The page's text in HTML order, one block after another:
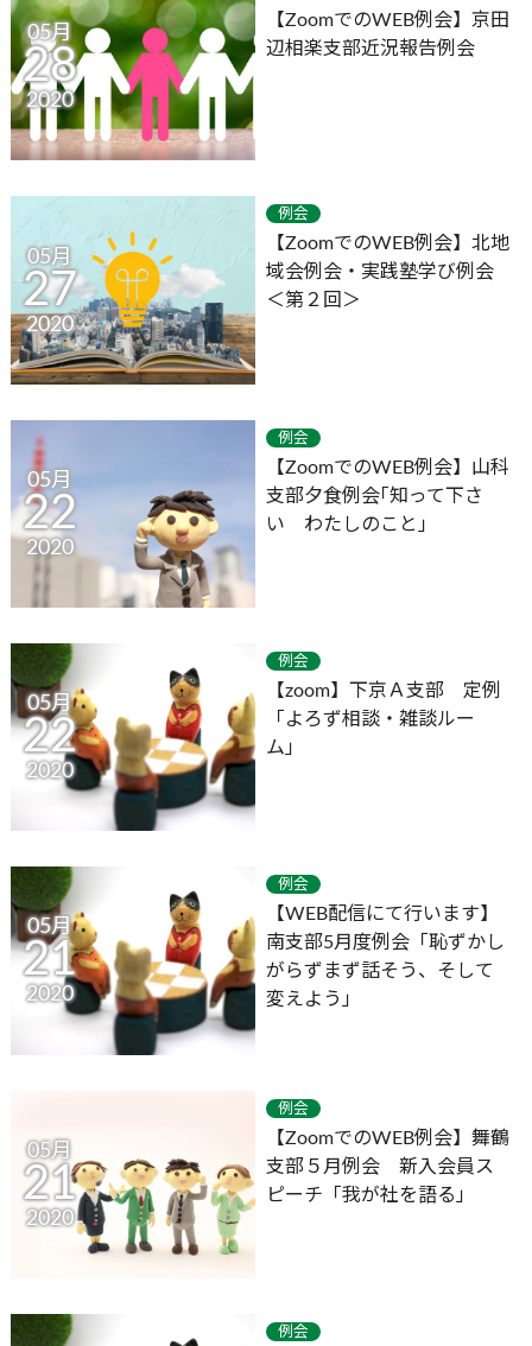
05月
28
2020
【ZoomでのWEB例会】京田
辺相楽支部近況報告例会
05月
27
2020
例会
【ZoomでのWEB例会】北地
域会例会・実践塾学び例会
＜第２回＞
05月
22
2020
例会
【ZoomでのWEB例会】山科
支部夕食例会｢知って下さ
い わたしのこと｣
05月
22
2020
例会
【zoom】下京Ａ支部 定例
「よろず相談・雑談ルー
ム」
05月
21
2020
例会
【WEB配信にて行います】
南支部5月度例会「恥ずかし
がらずまず話そう、そして
変えよう」
05月
21
2020
例会
【ZoomでのWEB例会】舞鶴
支部５月例会 新入会員ス
ピーチ「我が社を語る」
例会